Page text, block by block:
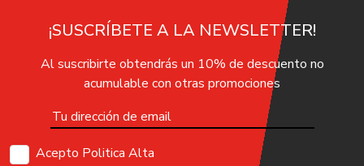
¡SUSCRÍBETE A LA NEWSLETTER!
Al suscribirte obtendrás un 10% de descuento no
acumulable con otras promociones
Acepto Politica Alta